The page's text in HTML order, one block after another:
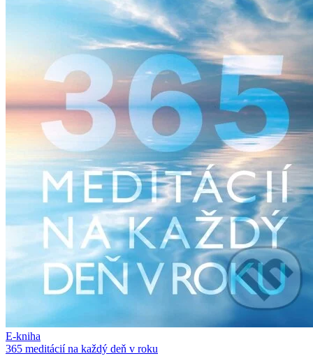
E-kniha
365 meditácií na každý deň v roku